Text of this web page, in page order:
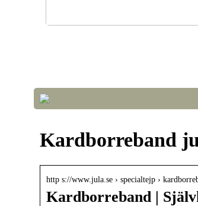
Kardborreband
http s://www.jula.se › specialtejp ›
Kardborreband |